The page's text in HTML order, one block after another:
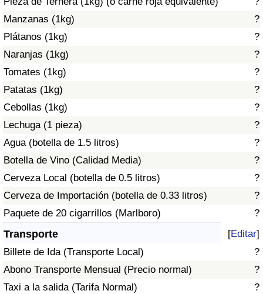
Manzanas (1kg)
?
Plátanos (1kg)
?
Naranjas (1kg)
?
Tomates (1kg)
?
Patatas (1kg)
?
Cebollas (1kg)
?
Lechuga (1 pieza)
?
Agua (botella de 1.5 litros)
?
Botella de Vino (Calidad Media)
?
Cerveza Local (botella de 0.5 litros)
?
Cerveza de Importación (botella de 0.33 litros)
?
Paquete de 20 cigarrillos (Marlboro)
?
Transporte [Editar]
Billete de Ida (Transporte Local)
?
Abono Transporte Mensual (Precio normal)
?
Taxi a la salida (Tarifa Normal)
?
Contaminación
Índice de Contaminación (Actual)
Índice de contaminación
Índice de Contaminación por País
Tráfico
Índice de Tráfico
Índice de Tráfico (Actual)
Índice de Tráfico por País